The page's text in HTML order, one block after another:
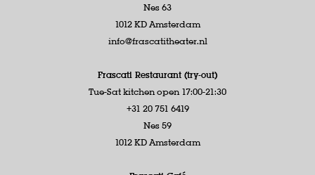
Nes 63
1012 KD Amsterdam
info@frascatitheater.nl
Frascati Restaurant (try-out)
Tue-Sat kitchen open 17:00-21:30
+31 20 751 6419
Nes 59
1012 KD Amsterdam